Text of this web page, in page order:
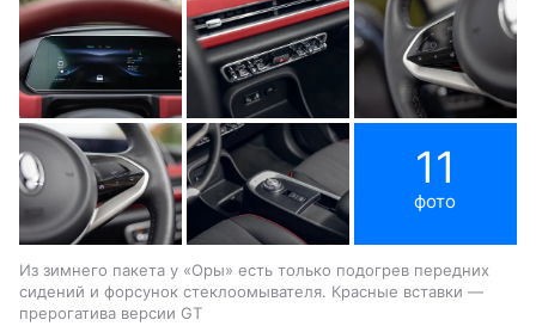
11
фото
Из зимнего пакета у «Оры» есть только подогрев передних
сидений и форсунок стеклоомывателя. Красные вставки —
прерогатива версии GT